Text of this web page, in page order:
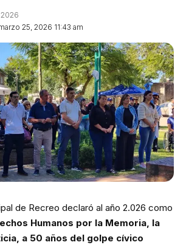
25, 2026 11:43 am
de Recreo declaró al año 2.026 como
Humanos por la Memoria, la
a 50 años del golpe cívico